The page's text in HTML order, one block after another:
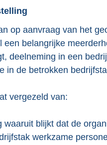
op aanvraag van het
een belangrijke
deelneming in een
in de betrokken
vergezeld van:
waaruit blijkt dat de
werkzame